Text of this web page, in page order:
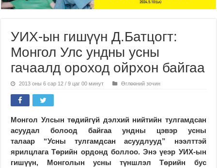
УИХ-ын гишүүн Д.Батцогт:
Монгол Улс ундны усны
гачаалд ороход ойрхон байгаа
2013 оны 6 сар 12 / 9 цаг 00 минут Өглөөний зочин
Монгол Улсын төдийгүй дэлхий нийтийн тулгамдсан
асуудал болоод байгаа ундны цэвэр усны
талаар “Усны тулгамдсан асуудлууд” нээлттэй
ярилцлага Төрийн ордонд боллоо. Энэ үеэр УИХ-ын
гишүүн, Монголын усны түншлэл Төрийн бус